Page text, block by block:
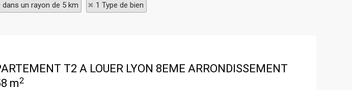
un rayon de 5 km 1 Type de bien
T2 A LOUER LYON 8EME ARRONDISSEMENT
m2